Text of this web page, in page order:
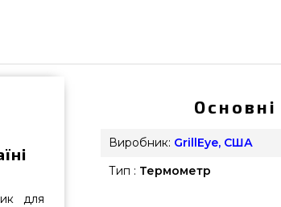
для
Виробник: GrillEye, США
Тип : Термометр